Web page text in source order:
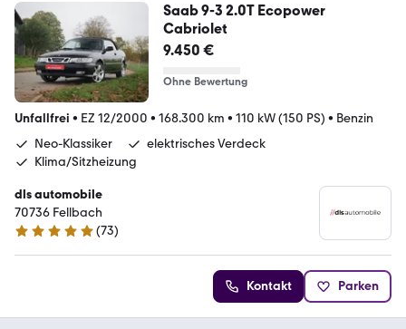
Saab 9-3 2.0T Ecopower
Cabriolet
9.450 €
Ohne Bewertung
Unfallfrei • EZ 12/2000 • 168.300 km • 110 kW (150 PS) • Benzin
Neo-Klassiker
elektrisches Verdeck
Klima/Sitzheizung
dls automobile
70736 Fellbach
5 Sterne
(73)
Kontakt Parken